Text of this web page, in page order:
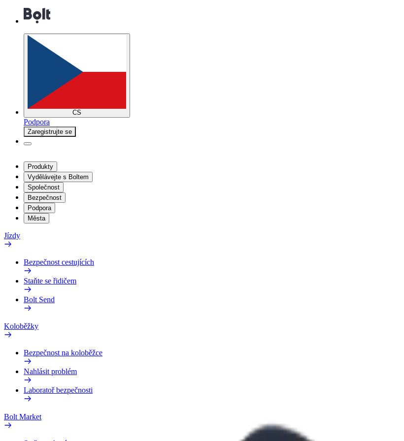
CS
Podpora
Zaregistrujte se
Produkty
Vydělávejte s Boltem
Společnost
Bezpečnost
Podpora
Města
Jízdy
Bezpečnost cestujících
Staňte se řidičem
Bolt Send
Koloběžky
Bezpečnost na koloběžce
Nahlásit problém
Laboratoř bezpečnosti
Bolt Market